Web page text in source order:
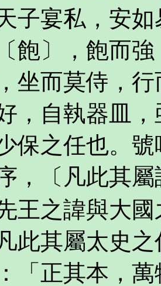
子宴私，安
飽〕，飽而
坐而莫侍，
，自執器皿
保之任也。
，〔凡此其
王之諱與大
此其屬太史
「正其本，